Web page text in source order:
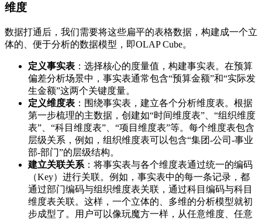
维度
数据打通后，我们需要将这些扁平的表格数据，构建成一个立
体的、便于分析的数据模型，即OLAP Cube。
定义事实表 ：选择核心的度量值，构建事实表。在预算
偏差分析场景中，事实表通常包含“预算金额”和“实际发
生金额”这两个关键度量。
定义维度表 ：围绕事实表，建立各个分析维度表。根据
第一步梳理的主数据，创建如“时间维度表”、“组织维度
表”、“科目维度表”、“项目维度表”等。每个维度表包含
层级关系，例如，组织维度表可以包含“集团-公司-事业
部-部门”的层级结构。
建立关联关系 ：将事实表与各个维度表通过统一的编码
（Key）进行关联。例如，事实表中的每一条记录，都
通过部门编码与组织维度表关联，通过科目编码与科目
维度表关联。这样，一个立体的、多维的分析模型就初
步成型了。用户可以像玩魔方一样，从任意维度、任意